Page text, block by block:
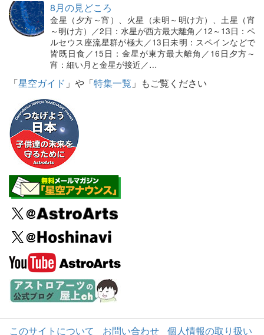
8月の見どころ
金星（夕方～宵）、火星（未明～明け方）、土星（宵
～明け方）／2日：水星が西方最大離角／12～13日：ペ
ルセウス座流星群が極大／13日未明：スペインなどで
皆既日食／15日：金星が東方最大離角／16日夕方～
宵：細い月と金星が接近／…
「星空ガイド 」や「特集一覧 」もご覧ください
このサイトについて お問い合わせ 個人情報の取り扱い